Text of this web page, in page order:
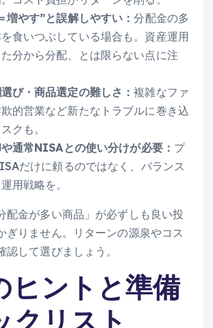
増やす”と誤解しやすい：分配金の多
食いつぶしている場合も。資産運用
た分から分配、とは限らない点に注
び・商品選定の難しさ：複雑なファ
的営業など新たなトラブルに巻き込
クも。
通常NISAとの使い分けが必要： プ
だけに頼るのではなく、バランス
用戦略を。
配金が多い商品」が必ずしも良い投
ぎりません。リターンの源泉やコス
認して選びましょう。
ヒントと準備
クリスト